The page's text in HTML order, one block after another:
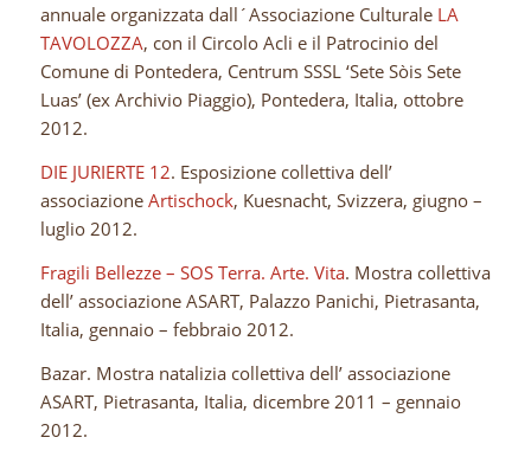
annuale organizzata dall´Associazione Culturale LA
TAVOLOZZA, con il Circolo Acli e il Patrocinio del
Comune di Pontedera, Centrum SSSL ‘Sete Sòis Sete
Luas’ (ex Archivio Piaggio), Pontedera, Italia, ottobre
2012.
DIE JURIERTE 12. Esposizione collettiva dell’
associazione Artischock, Kuesnacht, Svizzera, giugno –
luglio 2012.
Fragili Bellezze – SOS Terra. Arte. Vita. Mostra collettiva
dell’ associazione ASART, Palazzo Panichi, Pietrasanta,
Italia, gennaio – febbraio 2012.
Bazar. Mostra natalizia collettiva dell’ associazione
ASART, Pietrasanta, Italia, dicembre 2011 – gennaio
2012.